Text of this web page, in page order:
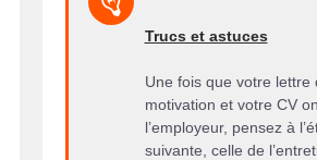
Trucs et astuces
Une fois que votre lettre
motivation et votre CV
l’employeur, pensez à
suivante, celle de